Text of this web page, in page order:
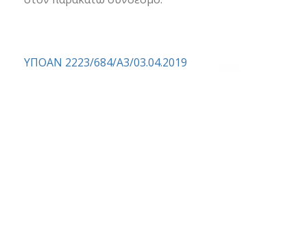
ΥΠΟΑΝ 2223/684/Α3/03.04.2019